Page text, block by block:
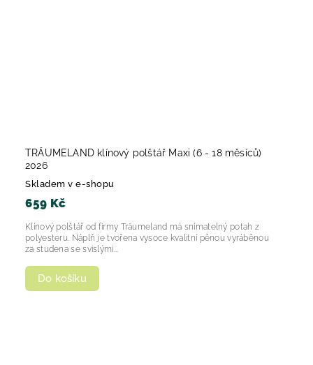
TRÄUMELAND klínový polštář Maxi (6 - 18 měsíců)
2026
Skladem v e-shopu
659 Kč
Do košíku
Klínový polštář od firmy Träumeland má snímatelný potah z
polyesteru. Náplň je tvořena vysoce kvalitní pěnou vyráběnou
za studena se svislými...